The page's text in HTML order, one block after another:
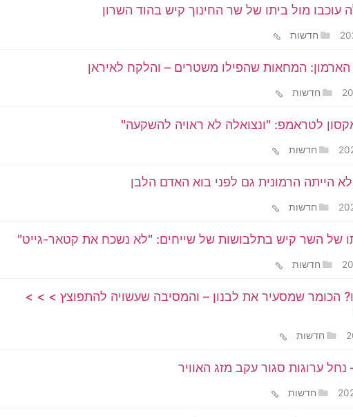
עוכבו מול ביתו של שר החינוך קיש בהוד השרון
חדשות
המחאות שהפילו משטרים – והלקח לאיראן
חדשות
לטראמפ: "ונצואלה לא ראויה להשקעה"
חדשות
הייתה הרמונית גם לפני בוא האדם הלבן
חדשות
של השר קיש בתלבושות של שייחים: "לא נשכח את קטאר-גייט"
חדשות
הכומר שמסעיר את לבנון – והמסיבה שעשויה להתפוצץ > > >
חדשות
ערוגות סגור עקב מזג האוויר
חדשות